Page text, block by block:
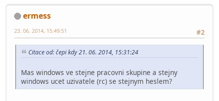
load printers = yes
; printing = bsd
; printcap name = /etc/printcap
; printing = cups
############ Misc ############
ermess
#2
23. 06. 2014, 15:49:51
Citace od: čepi kdy 21. 06. 2014, 15:31:24
Mas windows ve stejne pracovni skupine a stejny
windows ucet uzivatele (rc) se stejnym heslem?